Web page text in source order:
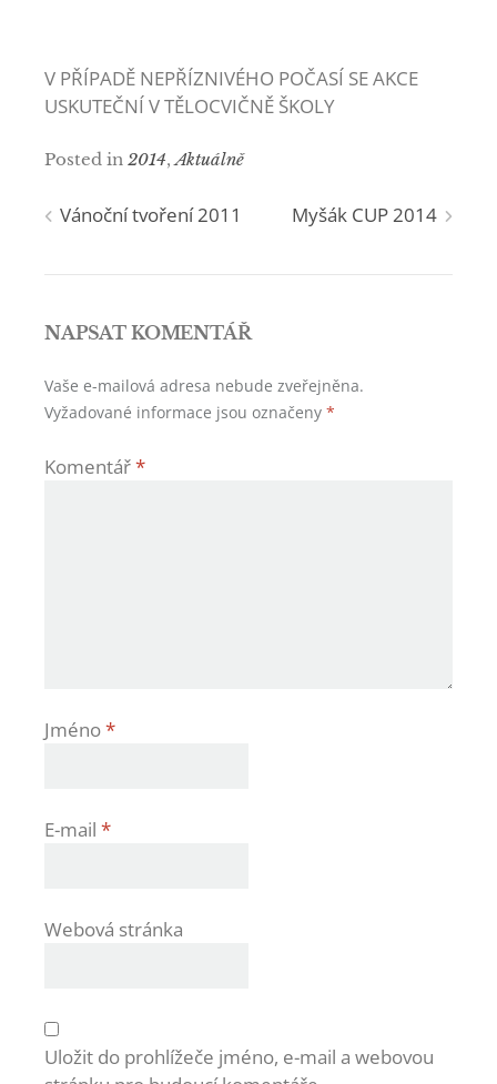
V PŘÍPADĚ NEPŘÍZNIVÉHO POČASÍ SE AKCE
USKUTEČNÍ V TĚLOCVIČNĚ ŠKOLY
Posted in 2014,Aktuálně
Navigace
pro
příspěvek
Vánoční tvoření 2011 Myšák CUP 2014
NAPSAT KOMENTÁŘ
Vaše e-mailová adresa nebude zveřejněna.
Vyžadované informace jsou označeny *
Komentář*
Jméno*
E-mail *
Webová stránka
Uložit do prohlížeče jméno, e-mail a webovou